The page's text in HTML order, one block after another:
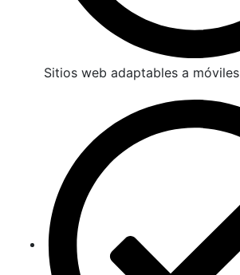
Sitios web adaptables a móviles